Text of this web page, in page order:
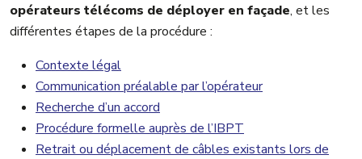
opérateurs télécoms de déployer en façade, et les
différentes étapes de la procédure :
Contexte légal
Communication préalable par l’opérateur
Recherche d’un accord
Procédure formelle auprès de l’IBPT
Retrait ou déplacement de câbles existants lors de